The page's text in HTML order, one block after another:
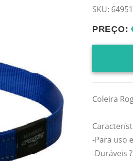
SKU:
PREÇO:
Coleira
-Para uso
-Duráveis